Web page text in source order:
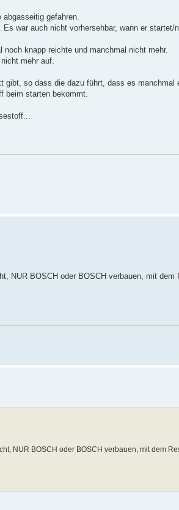
gefahren.
war auch nicht vorhersehbar, wann er startet/
knapp reichte und manchmal nicht mehr.
mehr auf.
so dass die dazu führt, dass es manchmal
beim starten bekommt.
NUR BOSCH oder BOSCH verbauen, mit
NUR BOSCH oder BOSCH verbauen, mit dem